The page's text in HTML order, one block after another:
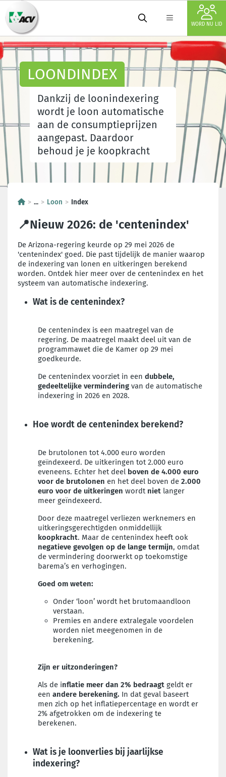
WORD NU LID
LOONDINDEX
Dankzij de loonindexering
wordt je loon automatische
aan de consumptieprijzen
aangepast. Daardoor
behoud je je koopkracht
... Loon Index
📍Nieuw 2026: de 'centenindex'
De Arizona-regering keurde op 29 mei 2026 de
'centenindex' goed. Die past tijdelijk de manier waarop
de indexering van lonen en uitkeringen berekend
worden. Ontdek hier meer over de centenindex en het
systeem van automatische indexering.
Wat is de centenindex?
De centenindex is een maatregel van de
regering. De maatregel maakt deel uit van de
programmawet die de Kamer op 29 mei
goedkeurde.
De centenindex voorziet in een dubbele,
gedeeltelijke vermindering van de automatische
indexering in 2026 en 2028.
Hoe wordt de centenindex berekend?
De brutolonen tot 4.000 euro worden
geïndexeerd. De uitkeringen tot 2.000 euro
eveneens. Echter het deel boven de 4.000 euro
voor de brutolonen en het deel boven de 2.000
euro voor de uitkeringen wordt niet langer
meer geïndexeerd.
Door deze maatregel verliezen werknemers en
uitkeringsgerechtigden onmiddellijk
koopkracht. Maar de centenindex heeft ook
negatieve gevolgen op de lange termijn, omdat
de vermindering doorwerkt op toekomstige
barema’s en verhogingen.
Goed om weten:
Onder ‘loon’ wordt het brutomaandloon
verstaan.
Premies en andere extralegale voordelen
worden niet meegenomen in de
berekening.
Zijn er uitzonderingen?
Als de inflatie meer dan 2% bedraagt geldt er
een andere berekening. In dat geval baseert
men zich op het inflatiepercentage en wordt er
2% afgetrokken om de indexering te
berekenen.
Wat is je loonverlies bij jaarlijkse
indexering?